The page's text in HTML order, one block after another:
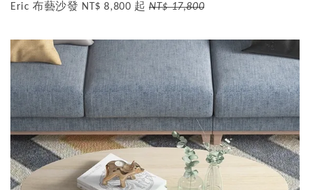
Eric 布藝沙發 NT$ 8,800 起NT$ 17,800